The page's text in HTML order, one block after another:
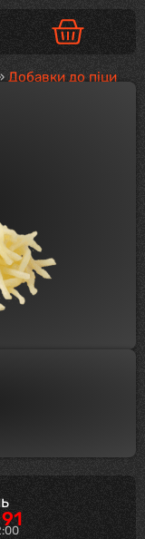
Добавки до піци